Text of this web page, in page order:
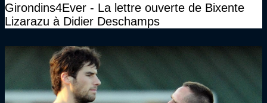
Girondins4Ever - La lettre ouverte de Bixente
Lizarazu à Didier Deschamps